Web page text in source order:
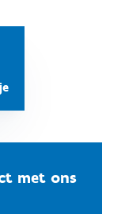
met ons